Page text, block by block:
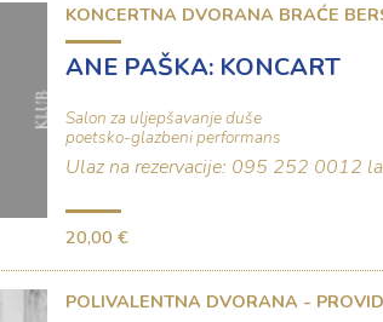
KONCERTNA DVORANA BRAĆE
ANE PAŠKA: KONCART
Salon za uljepšavanje duše
poetsko-glazbeni performans
Ulaz na rezervacije: 095 252 0012
20,00 €
POLIVALENTNA DVORANA -